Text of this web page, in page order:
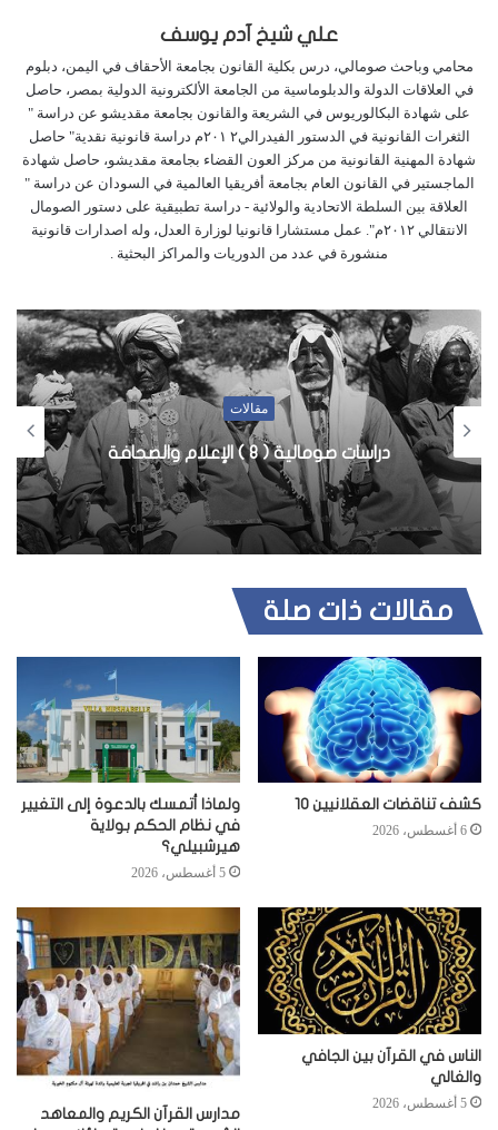
علي شيخ آدم يوسف
محامي وباحث صومالي، درس بكلية القانون بجامعة الأحقاف في اليمن، دبلوم
في العلاقات الدولة والدبلوماسية من الجامعة الألكترونية الدولية بمصر، حاصل
على شهادة البكالوريوس في الشريعة والقانون بجامعة مقديشو عن دراسة "
الثغرات القانونية في الدستور الفيدرالي٢ ٢٠١م دراسة قانونية نقدية" حاصل
شهادة المهنية القانونية من مركز العون القضاء بجامعة مقديشو، حاصل شهادة
الماجستير في القانون العام بجامعة أفريقيا العالمية في السودان عن دراسة "
العلاقة بين السلطة الاتحادية والولائية - دراسة تطبيقية على دستور الصومال
الانتقالي ٢٠١٢م". عمل مستشارا قانونيا لوزارة العدل، وله اصدارات قانونية
منشورة في عدد من الدوريات والمراكز البحثية .
أخبار
مراحل وتطور الإعلام في الصومال 4-12
مقالات ذات صلة
كشف تناقضات العقلانيين 10
6 أغسطس، 2026
ولماذا أتمسك بالدعوة إلى التغيير
في نظام الحكم بولاية
هيرشبيلي؟
5 أغسطس، 2026
الناس في القرآن بين الجافي
والغالي
5 أغسطس، 2026
مدارس القرآن الكريم والمعاهد